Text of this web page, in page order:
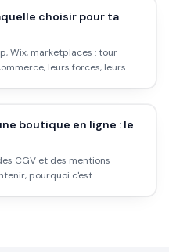
choisir pour ta
Wix, marketplaces : tour
leurs forces, leurs
boutique en ligne : le
CGV et des mentions
pourquoi c'est